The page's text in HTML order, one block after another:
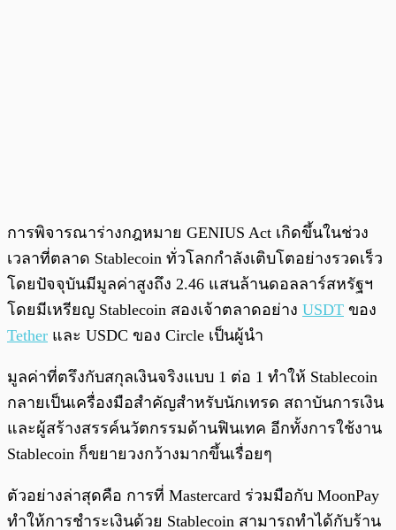
การพิจารณาร่างกฎหมาย GENIUS Act เกิดขึ้นในช่วง
เวลาที่ตลาด Stablecoin ทั่วโลกกำลังเติบโตอย่างรวดเร็ว
โดยปัจจุบันมีมูลค่าสูงถึง 2.46 แสนล้านดอลลาร์สหรัฐฯ
โดยมีเหรียญ Stablecoin สองเจ้าตลาดอย่าง USDT ของ
Tether และ USDC ของ Circle เป็นผู้นำ
มูลค่าที่ตรึงกับสกุลเงินจริงแบบ 1 ต่อ 1 ทำให้ Stablecoin
กลายเป็นเครื่องมือสำคัญสำหรับนักเทรด สถาบันการเงิน
และผู้สร้างสรรค์นวัตกรรมด้านฟินเทค อีกทั้งการใช้งาน
Stablecoin ก็ขยายวงกว้างมากขึ้นเรื่อยๆ
ตัวอย่างล่าสุดคือ การที่ Mastercard ร่วมมือกับ MoonPay
ทำให้การชำระเงินด้วย Stablecoin สามารถทำได้กับร้าน